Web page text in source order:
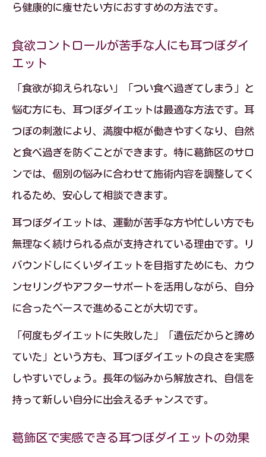
ら健康的に痩せたい方におすすめの方法です。
食欲コントロールが苦手な人にも耳つぼダイ
エット
「食欲が抑えられない」「つい食べ過ぎてしまう」と
悩む方にも、耳つぼダイエットは最適な方法です。耳
つぼの刺激により、満腹中枢が働きやすくなり、自然
と食べ過ぎを防ぐことができます。特に葛飾区のサロ
ンでは、個別の悩みに合わせて施術内容を調整してく
れるため、安心して相談できます。
耳つぼダイエットは、運動が苦手な方や忙しい方でも
無理なく続けられる点が支持されている理由です。リ
バウンドしにくいダイエットを目指すためにも、カウ
ンセリングやアフターサポートを活用しながら、自分
に合ったペースで進めることが大切です。
「何度もダイエットに失敗した」「遺伝だからと諦め
ていた」という方も、耳つぼダイエットの良さを実感
しやすいでしょう。長年の悩みから解放され、自信を
持って新しい自分に出会えるチャンスです。
葛飾区で実感できる耳つぼダイエットの効果